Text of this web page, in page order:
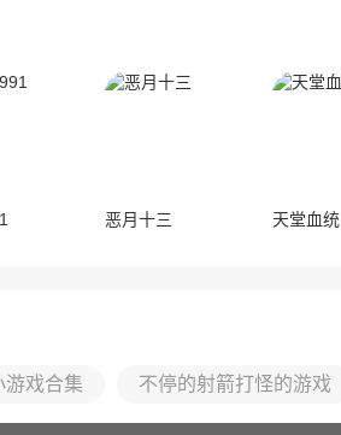
恶月十三 天堂血统
游戏合集 不停的射箭打怪的游戏